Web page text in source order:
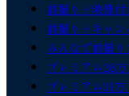
前撮り＋映像
前撮り＋キャ
みんなで前撮り
プレミアム26
プレミアム31